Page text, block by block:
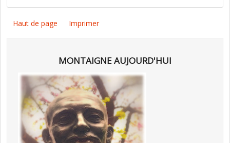
Haut de page Imprimer
MONTAIGNE AUJOURD'HUI